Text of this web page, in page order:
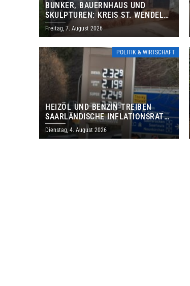
BUNKER, BAUERNHAUS UND
SKULPTUREN: KREIS ST. WENDEL
LÄDT ZUM TAG DES OFFENEN
DENKMALS EIN
Freitag, 7. August 2026
POLITIK & WIRTSCHAFT
HEIZÖL UND BENZIN TREIBEN
SAARLÄNDISCHE INFLATIONSRATE
IM JULI AUF 3,2 PROZENT
Dienstag, 4. August 2026